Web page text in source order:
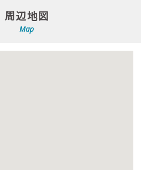
周辺地図
Map